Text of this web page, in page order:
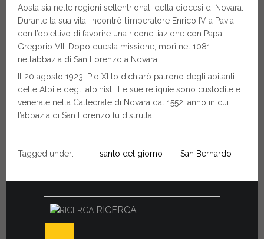
Aosta sia nelle regioni settentrionali della diocesi di Novara.
Durante la sua vita, incontrò l’imperatore Enrico IV a Pavia,
con l’obiettivo di favorire una riconciliazione con Papa
Gregorio VII. Dopo questa missione, morì nel 1081
nell’abbazia di San Lorenzo a Novara.
Il 20 agosto 1923, Pio XI lo dichiarò patrono degli abitanti
delle Alpi e degli alpinisti. Le sue reliquie sono custodite e
venerate nella Cattedrale di Novara dal 1552, anno in cui
l’abbazia di San Lorenzo fu distrutta.
Tagged under: santo del giorno San Bernardo
RICERCA